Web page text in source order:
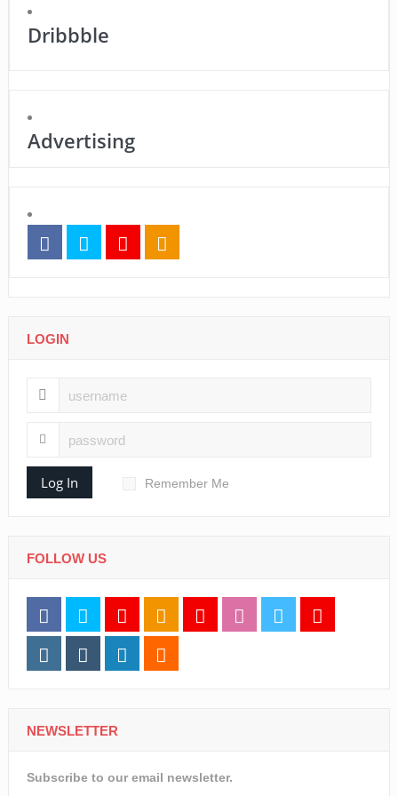
Dribbble
Advertising
LOGIN
Log In Remember Me
FOLLOW US
NEWSLETTER
Subscribe to our email newsletter.